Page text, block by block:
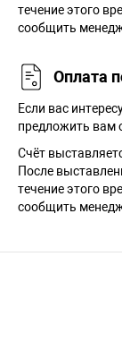
течение этого
сообщить
Оплата
Если вас
предложить вам
Счёт
После
течение этого
сообщить